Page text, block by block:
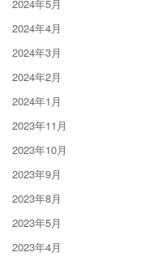
2024年5月
2024年4月
2024年3月
2024年2月
2024年1月
2023年11月
2023年10月
2023年9月
2023年8月
2023年5月
2023年4月